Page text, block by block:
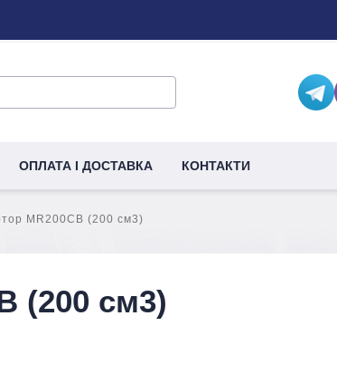
ОПЛАТА І ДОСТАВКА КОНТАКТИ
MR200CB (200 см3)
(200 см3)